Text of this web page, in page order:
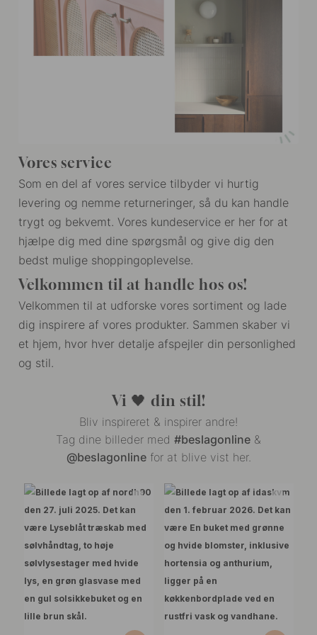
Vores service
Som en del af vores service tilbyder vi hurtig
levering og nemme returneringer, så du kan handle
trygt og bekvemt. Vores kundeservice er her for at
hjælpe dig med dine spørgsmål og give dig den
bedst mulige shoppingoplevelse.
Velkommen til at handle hos os!
Velkommen til at udforske vores sortiment og lade
dig inspirere af vores produkter. Sammen skaber vi
et hjem, hvor hver detalje afspejler din personlighed
og stil.
Vi 🖤 din stil!
Bliv inspireret & inspirer andre!
Tag dine billeder med #beslagonline &
@beslagonlinefor at blive vist her.